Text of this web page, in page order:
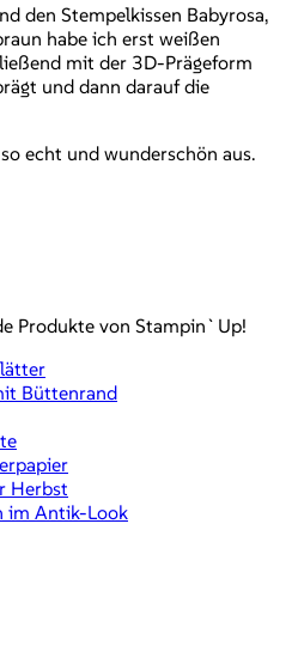
den Stempelkissen Babyrosa,
habe ich erst weißen
mit der 3D-Prägeform
und dann darauf die
echt und wunderschön aus.
Produkte von Stampin`Up!
Büttenrand
Herbst
im Antik-Look